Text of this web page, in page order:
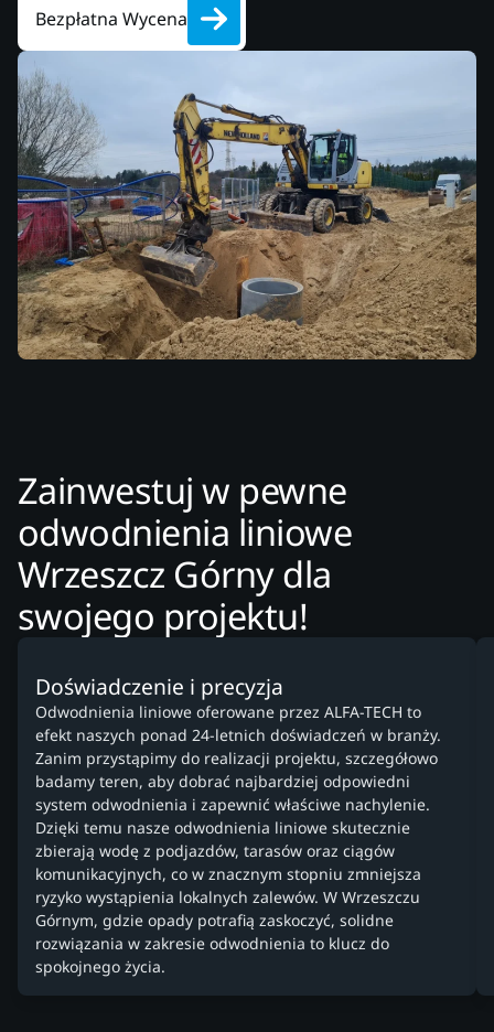
Bezpłatna Wycena
Zainwestuj w pewne
odwodnienia liniowe
Wrzeszcz Górny dla
swojego projektu!
Doświadczenie i precyzja
Odwodnienia liniowe oferowane przez ALFA-TECH to
efekt naszych ponad 24-letnich doświadczeń w branży.
Zanim przystąpimy do realizacji projektu, szczegółowo
badamy teren, aby dobrać najbardziej odpowiedni
system odwodnienia i zapewnić właściwe nachylenie.
Dzięki temu nasze odwodnienia liniowe skutecznie
zbierają wodę z podjazdów, tarasów oraz ciągów
komunikacyjnych, co w znacznym stopniu zmniejsza
ryzyko wystąpienia lokalnych zalewów. W Wrzeszczu
Górnym, gdzie opady potrafią zaskoczyć, solidne
rozwiązania w zakresie odwodnienia to klucz do
spokojnego życia.